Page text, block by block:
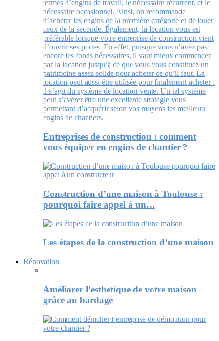
Entreprises de construction : comment
vous équiper en engins de chantier ?
Construction d’une maison à Toulouse :
pourquoi faire appel à un…
Les étapes de la construction d’une maison
Rénovation
Améliorer l’esthétique de votre maison
grâce au bardage